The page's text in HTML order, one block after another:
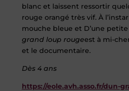
blanc et laissent ressortir
rouge orangé très vif. À
mouche bleue et D’une
grand loup rougeest à mi-
et le documentaire.
Dès 4 ans
https://eole.avh.asso.fr/dun-